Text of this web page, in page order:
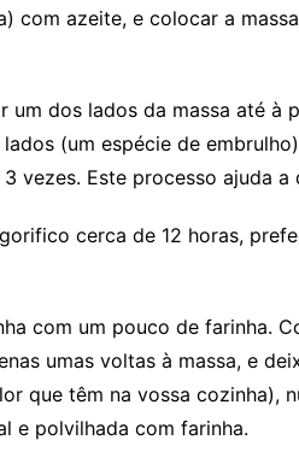
com azeite, e colocar a
um dos lados da massa até à
(um espécie de
vezes. Este processo ajuda a
cerca de 12 horas,
com um pouco de farinha.
umas voltas à massa, e
que têm na vossa cozinha),
e polvilhada com farinha.